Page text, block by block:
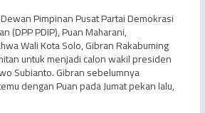
Pimpinan Pusat Partai Demokrasi
(DPP PDIP), Puan Maharani,
Wali Kota Solo, Gibran Rakabuming
untuk menjadi calon wakil presiden
Subianto. Gibran sebelumnya
dengan Puan pada Jumat pekan lalu,